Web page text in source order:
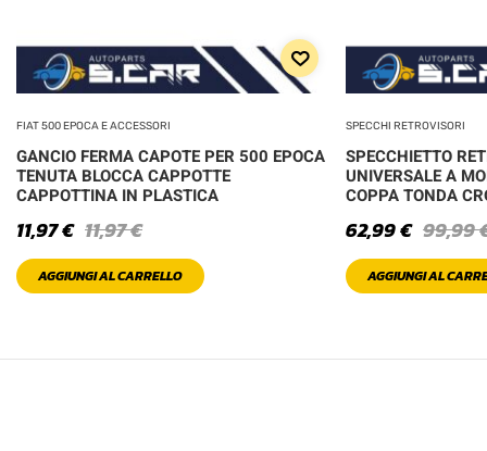
FIAT 500 EPOCA E ACCESSORI
GANCIO FERMA CAPOTE PER 500 EPOCA
TENUTA BLOCCA CAPPOTTE
CAPPOTTINA IN PLASTICA
11,97€
11,97€
AGGIUNGI AL CARRELLO
SPECCHI RETROVISORI
SPECCHIETTO
UNIVERSALE A
COPPA TONDA
99,99
62,99€
AGGIUNGI AL